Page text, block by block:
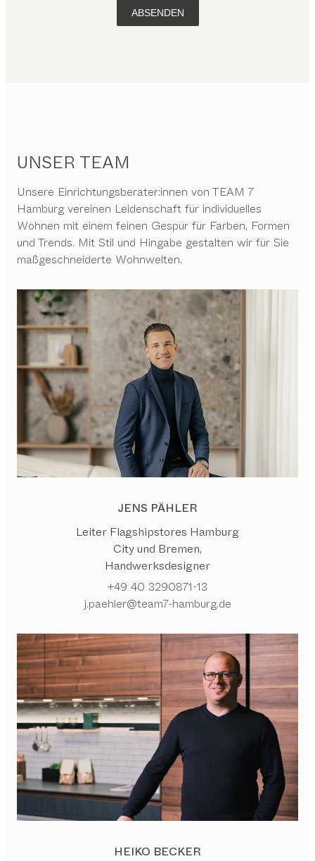
ABSENDEN
UNSER TEAM
Unsere Einrichtungsberater:innen von TEAM 7
Hamburg vereinen Leidenschaft für individuelles
Wohnen mit einem feinen Gespür für Farben, Formen
und Trends. Mit Stil und Hingabe gestalten wir für Sie
maßgeschneiderte Wohnwelten.
JENS PÄHLER
Leiter Flagshipstores Hamburg
City und Bremen,
Handwerksdesigner
+49 40 3290871-13
j.paehler@team7-hamburg.de
HEIKO BECKER